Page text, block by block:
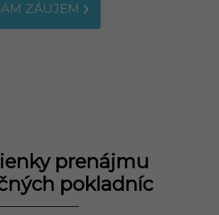
ZÁUJEM
prenájmu
pokladníc